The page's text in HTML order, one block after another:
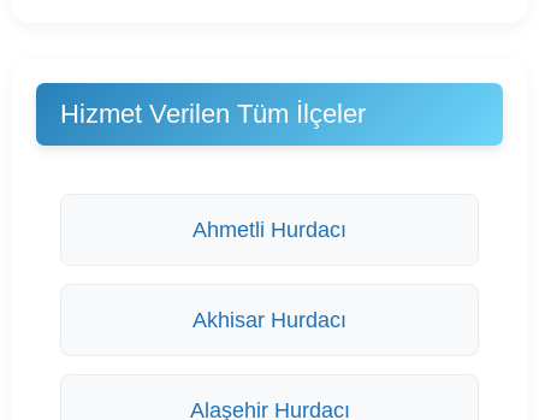
Hizmet Verilen Tüm İlçeler
Ahmetli Hurdacı
Akhisar Hurdacı
Alaşehir Hurdacı